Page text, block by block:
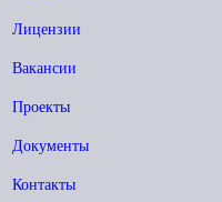
Лицензии
Вакансии
Проекты
Документы
Контакты